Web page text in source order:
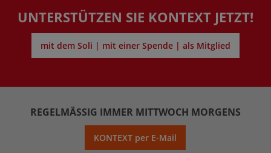
UNTERSTÜTZEN SIE KONTEXT JETZT!
mit dem Soli | mit einer Spende | als Mitglied
REGELMÄSSIG IMMER MITTWOCH MORGENS
KONTEXT per E-Mail